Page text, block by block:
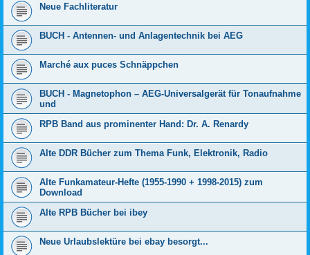
Neue Fachliteratur
BUCH - Antennen- und Anlagentechnik bei AEG
Marché aux puces Schnäppchen
BUCH - Magnetophon – AEG-Universalgerät für Tonaufnahme
und
RPB Band aus prominenter Hand: Dr. A. Renardy
Alte DDR Bücher zum Thema Funk, Elektronik, Radio
Alte Funkamateur-Hefte (1955-1990 + 1998-2015) zum
Download
Alte RPB Bücher bei ibey
Neue Urlaubslektüre bei ebay besorgt...